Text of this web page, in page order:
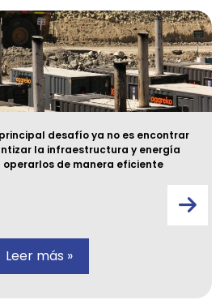
desafío ya no es encontrar
la infraestructura y energía
de manera eficiente
Leer más »